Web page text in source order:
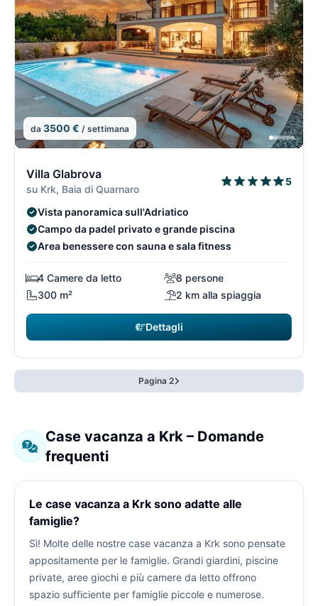
da 3500 € / settimana
Villa Glabrova
su Krk, Baia di Quarnaro
5
Vista panoramica sull'Adriatico
Campo da padel privato e grande piscina
Area benessere con sauna e sala fitness
4 Camere da letto
8 persone
300 m²
2 km alla spiaggia
Dettagli
Pagina 2
Case vacanza a Krk – Domande
frequenti
Le case vacanza a Krk sono adatte alle
famiglie?
Sì! Molte delle nostre case vacanza a Krk sono pensate
appositamente per le famiglie. Grandi giardini, piscine
private, aree giochi e più camere da letto offrono
spazio sufficiente per famiglie piccole e numerose.